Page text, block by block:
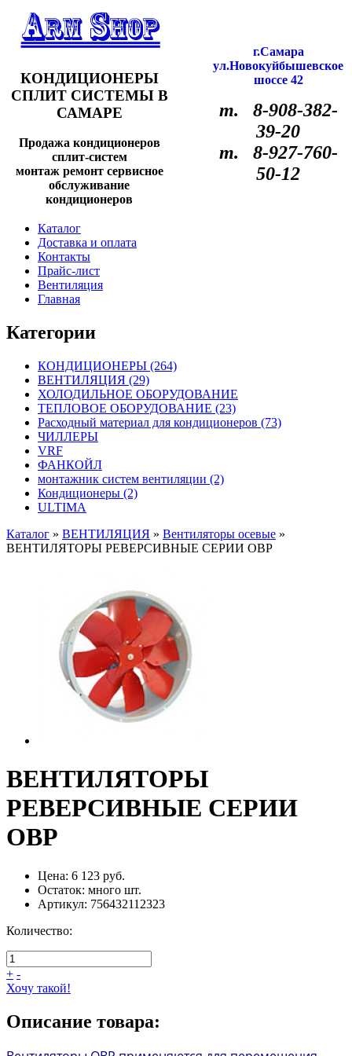
КОНДИЦИОНЕРЫ
СПЛИТ СИСТЕМЫ В
САМАРЕ
Продажа кондиционеров
сплит-систем
монтаж ремонт сервисное
обслуживание
кондиционеров
г.Самара
ул.Новокуйбышевское
шоссе 42
т. 8-908-382-
39-20
т. 8-927-760-
50-12
Каталог
Доставка и оплата
Контакты
Прайс-лист
Вентиляция
Главная
Категории
КОНДИЦИОНЕРЫ (264)
ВЕНТИЛЯЦИЯ (29)
ХОЛОДИЛЬНОЕ ОБОРУДОВАНИЕ
ТЕПЛОВОЕ ОБОРУДОВАНИЕ (23)
Расходный материал для кондиционеров (73)
ЧИЛЛЕРЫ
VRF
ФАНКОЙЛ
монтажник систем вентиляции (2)
Кондиционеры (2)
ULTIMA
Каталог » ВЕНТИЛЯЦИЯ » Вентиляторы осевые »
ВЕНТИЛЯТОРЫ РЕВЕРСИВНЫЕ СЕРИИ ОВР
ВЕНТИЛЯТОРЫ
РЕВЕРСИВНЫЕ СЕРИИ
ОВР
Цена: 6 123 руб.
Остаток: много шт.
Артикул: 756432112323
Количество:
+ -
Хочу такой!
Описание товара: